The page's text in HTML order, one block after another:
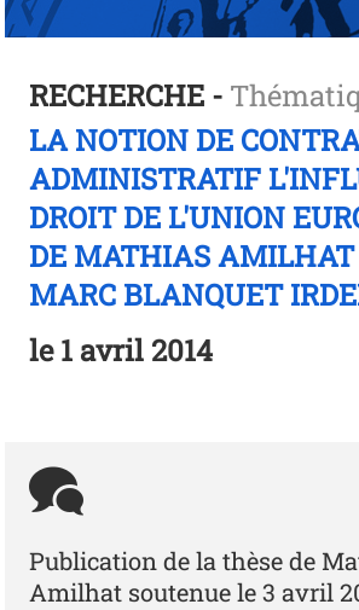
RECHERCHE -
LA NOTION DE
ADMINISTRATIF
DROIT DE L'UNION
DE MATHIAS AMILHAT
MARC BLANQUET
le1 avril 2014
Publication de la thèse de
Amilhat soutenue le 3 avril